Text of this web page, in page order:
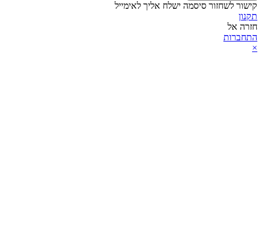
קישור לשחזור סיסמה ישלח אליך לאימייל
תקנון
חזרה אל
התחברות
×